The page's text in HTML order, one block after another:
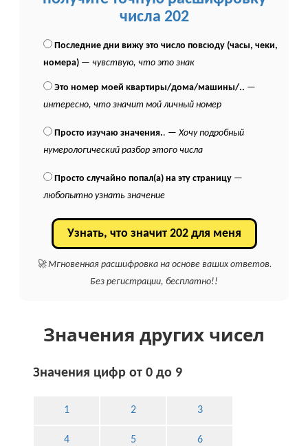
числа 202
Последние дни вижу это число повсюду (часы, чеки,
номера) —чувствую, что это знак
Это номер моей квартиры/дома/машины/.. —
интересно, что значит мой личный номер
Просто изучаю значения.. —Хочу подробный
нумерологический разбор этого числа
Просто случайно попал(а) на эту страницу —
любопытно узнать значение
Узнать, что значит 202 для меня
🚀 Мгновенная расшифровка на основе ваших ответов.
Без регистрации, бесплатно!!
Значения других чисел
Значения цифр от 0 до 9
1 2 3
4 5 6